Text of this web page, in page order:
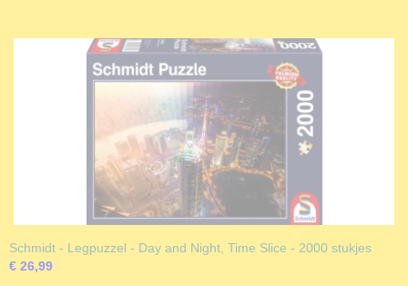
Schmidt - Legpuzzel - Day and Night, Time Slice - 2000 stukjes
€ 26,99